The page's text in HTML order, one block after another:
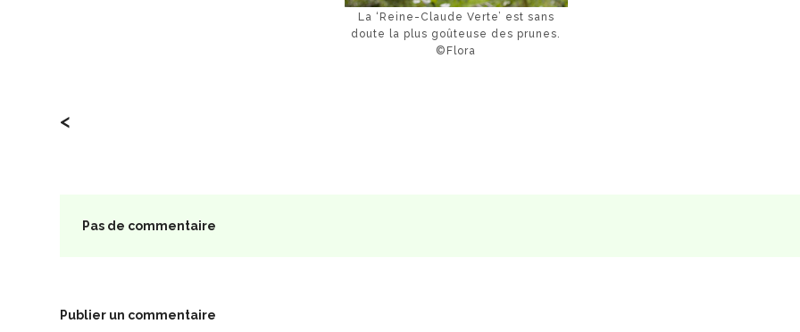
La ‘Reine-Claude Verte’ est sans
doute la plus goûteuse des prunes.
©Flora
<
Pas de commentaire
Publier un commentaire